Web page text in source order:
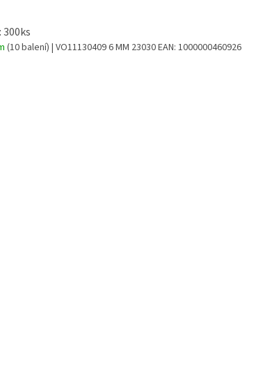
(10 balení) | VO11130409 6 MM 23030EAN: 1000000460926